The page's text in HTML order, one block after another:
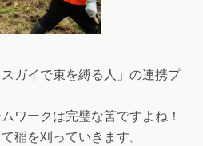
ガイで束を縛る人」の連携プ
ワークは完璧な筈ですよね！
稲を刈っていきます。